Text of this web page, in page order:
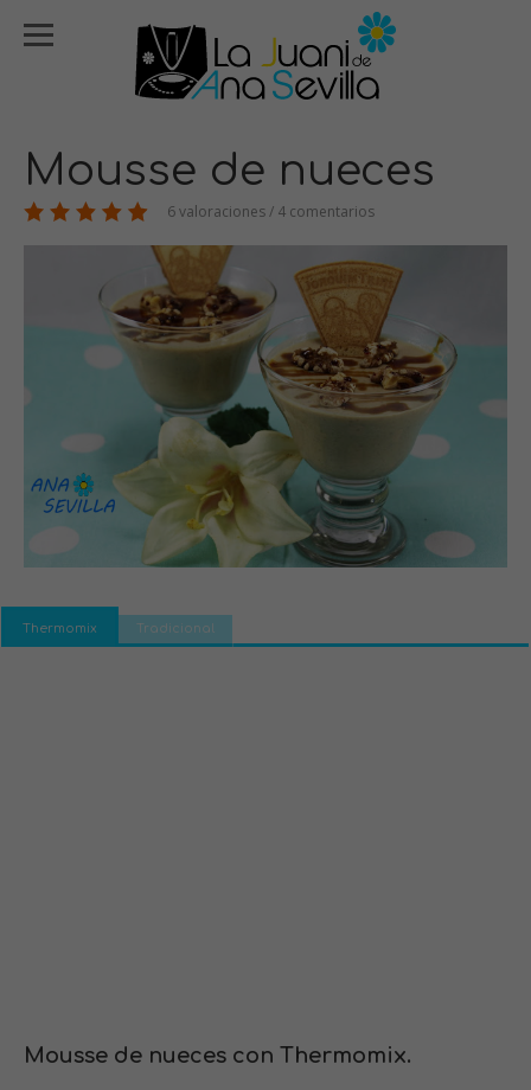
Mousse de nueces
6 valoraciones / 4 comentarios
Thermomix Tradicional
Mousse de nueces con Thermomix.